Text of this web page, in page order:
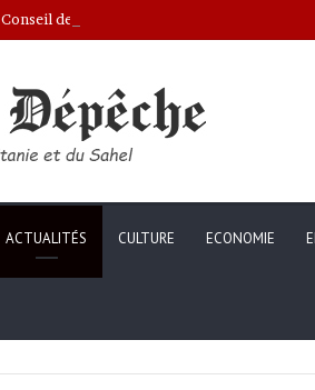
Conseil des ministres : présentation d’une
ACTUALITÉS CULTURE ECONOMIE